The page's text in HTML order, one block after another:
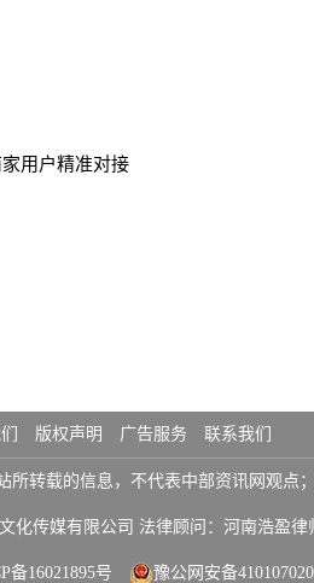
用户精准对接
版权声明 广告服务 联系我们
转载的信息，不代表中部资讯网观点
化传媒有限公司 法律顾问：河南浩盈律
备16021895号 豫公网安备